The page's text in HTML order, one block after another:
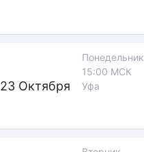
23 Октября
Понедельник
15:00 МСК
Уфа